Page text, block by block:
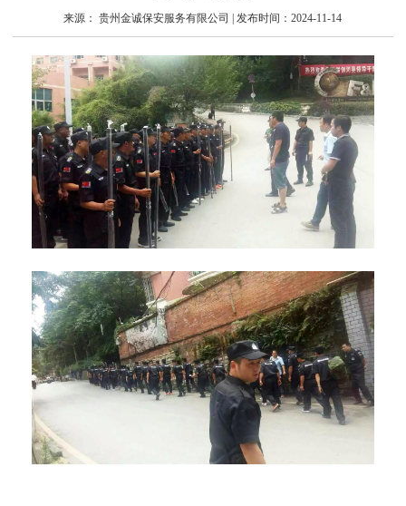
来源：贵州金诚保安服务有限公司 | 发布时间：2024-11-14